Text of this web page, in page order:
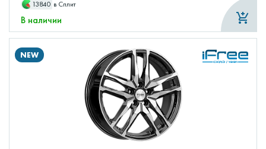
13840 в Сплит
В наличии
NEW